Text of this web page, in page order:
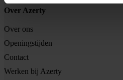
Over Azerty
Over ons
Openingstijden
Contact
Werken bij Azerty